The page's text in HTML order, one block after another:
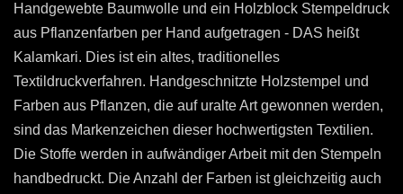
Handgewebte Baumwolle und ein Holzblock Stempeldruck
aus Pflanzenfarben per Hand aufgetragen - DAS heißt
Kalamkari. Dies ist ein altes, traditionelles
Textildruckverfahren. Handgeschnitzte Holzstempel und
Farben aus Pflanzen, die auf uralte Art gewonnen werden,
sind das Markenzeichen dieser hochwertigsten Textilien.
Die Stoffe werden in aufwändiger Arbeit mit den Stempeln
handbedruckt. Die Anzahl der Farben ist gleichzeitig auch